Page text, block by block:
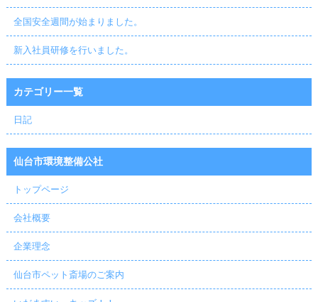
全国安全週間が始まりました。
新入社員研修を行いました。
カテゴリー一覧
日記
仙台市環境整備公社
トップページ
会社概要
企業理念
仙台市ペット斎場のご案内